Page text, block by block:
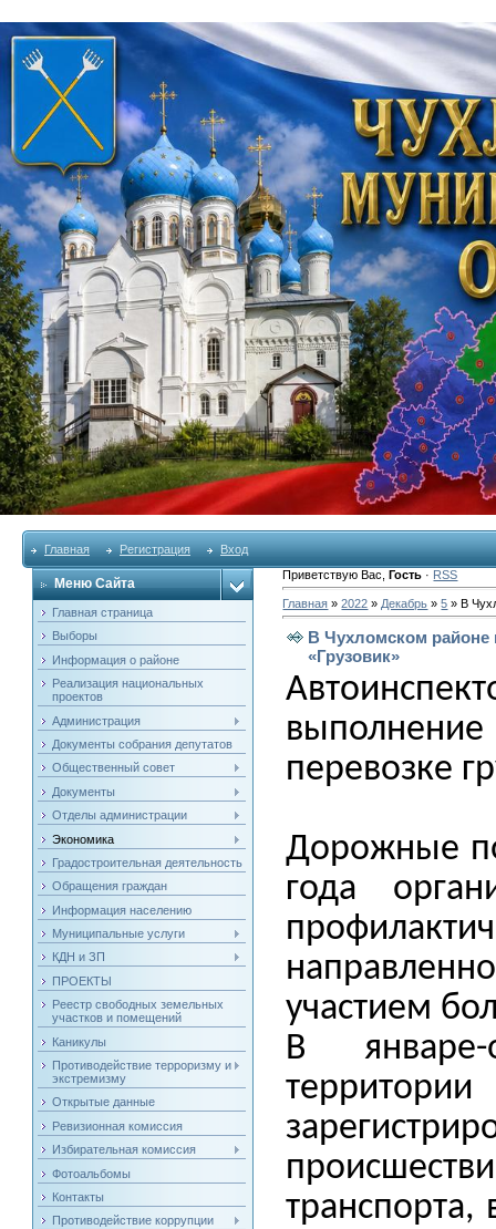
Главная Регистрация Вход
Меню Сайта
Главная страница
Выборы
Информация о районе
Реализация национальных
проектов
Администрация
Документы собрания депутатов
Общественный совет
Документы
Отделы администрации
Экономика
Градостроительная деятельность
Обращения граждан
Информация населению
Муниципальные услуги
КДН и ЗП
ПРОЕКТЫ
Реестр свободных земельных
участков и помещений
Каникулы
Противодействие терроризму и
экстремизму
Открытые данные
Ревизионная комиссия
Избирательная комиссия
Фотоальбомы
Контакты
Противодействие коррупции
Приветствую Вас ,Гость · RSS
Главная »2022 » Декабрь » 5 » В
В Чухломском районе
«Грузовик»
перевозке
Дорожные
года
участием
В
транспорта,